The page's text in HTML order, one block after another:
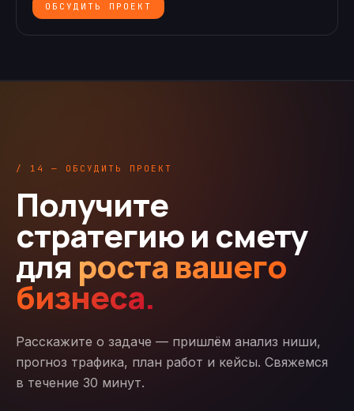
ОБСУДИТЬ ПРОЕКТ
/ 14 — ОБСУДИТЬ ПРОЕКТ
Получите
стратегию и смету
для роста вашего
бизнеса.
Расскажите о задаче — пришлём анализ ниши,
прогноз трафика, план работ и кейсы. Свяжемся
в течение 30 минут.